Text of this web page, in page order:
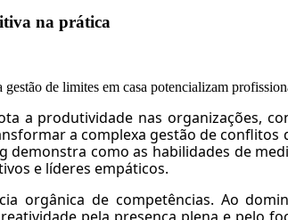
na prática
de limites em casa potencializam
a produtividade nas organizações,
a complexa gestão de
demonstra como as habilidades de
e líderes empáticos.
orgânica de competências. Ao